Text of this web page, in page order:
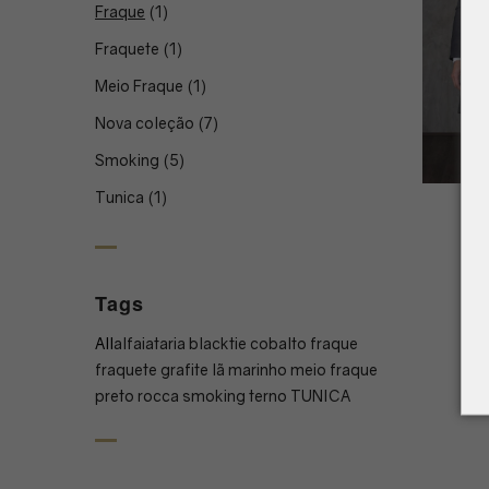
Fraque (1)
Fraquete (1)
Meio Fraque (1)
Nova coleção (7)
Smoking (5)
Tunica (1)
Tags
Allalfaiataria blacktie cobalto fraque
fraquete grafite lã marinho meio fraque
preto rocca smoking terno TUNICA